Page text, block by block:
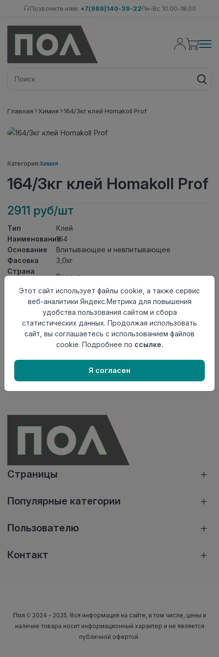
Позвоните нам: +7(988)140-39-22Пн-Вс 10:00-18:00
Главная Химия 164/3кг клей Homakoll Prof
Категория:Химия
164/3кг клей Homakoll Prof
2911 руб/шт
Тип
Клей
Наименование164
Основание
Впитывающее и невпитывающее
Фасовка
3,0кг
Страна
Россия
Осталось18 шт
Добавить в корзину
Внимание! Внешний вид товара может отличаться от
представленного на настоящем сайте. Проверяйте
в момент приобретения товара.
Страницы
Популярные категории
Пользователю
Контакт
Пол © 2024 - 2025. Вся информация на сайте, в том числе, цены и
наличие товара носит информационный характер и не является
публичной офертой.
Этот сайт использует файлы cookie, а также сервис
веб-аналитики Яндекс.Метрика для повышения
удобства пользования сайтом и сбора
статистических данных. Продолжая использовать
сайт, вы соглашаетесь с использованием файлов
cookie. Подробнее по ссылке.
Я согласен